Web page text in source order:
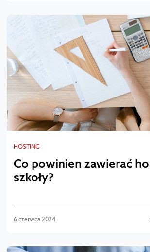
HOSTING
Co powinien zawierać
szkoły?
6 czerwca 2024